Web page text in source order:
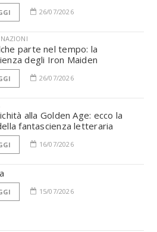
26/07/2026
parte nel tempo: la
degli Iron Maiden
26/07/2026
alla Golden Age: ecco la
fantascienza letteraria
16/07/2026
15/07/2026